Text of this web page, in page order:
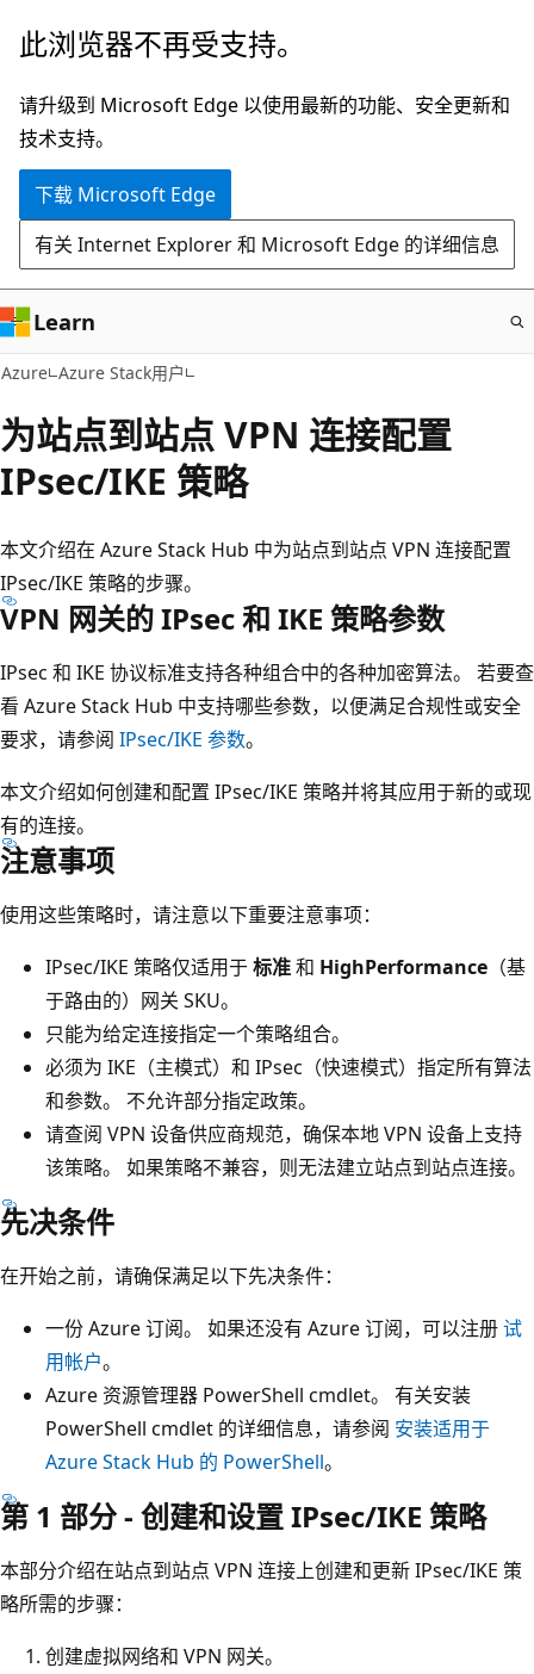
跳
主
要
内
此浏览器不再受支持。
请升级到 Microsoft Edge 以使用最新的功能、安全更新和
技术支持。
下载 Microsoft Edge
有关 Internet Explorer 和 Microsoft Edge 的详细信息
Learn
Azure Azure Stack用户
为站点到站点 VPN 连接配置
IPsec/IKE 策略
本文介绍在 Azure Stack Hub 中为站点到站点 VPN 连接配置
IPsec/IKE 策略的步骤。
VPN 网关的 IPsec 和 IKE 策略参数
IPsec 和 IKE 协议标准支持各种组合中的各种加密算法。 若要查
看 Azure Stack Hub 中支持哪些参数，以便满足合规性或安全
要求，请参阅 IPsec/IKE 参数。
本文介绍如何创建和配置 IPsec/IKE 策略并将其应用于新的或现
有的连接。
注意事项
使用这些策略时，请注意以下重要注意事项：
IPsec/IKE 策略仅适用于标准和 HighPerformance （基
于路由的）网关 SKU。
只能为给定连接指定一个策略组合。
必须为 IKE（主模式）和 IPsec（快速模式）指定所有算法
和参数。 不允许部分指定政策。
请查阅 VPN 设备供应商规范，确保本地 VPN 设备上支持
该策略。 如果策略不兼容，则无法建立站点到站点连接。
先决条件
在开始之前，请确保满足以下先决条件：
一份 Azure 订阅。 如果还没有 Azure 订阅，可以注册试
用帐户。
Azure 资源管理器 PowerShell cmdlet。 有关安装
PowerShell cmdlet 的详细信息，请参阅 安装适用于
Azure Stack Hub 的 PowerShell。
第 1 部分 - 创建和设置 IPsec/IKE 策略
本部分介绍在站点到站点 VPN 连接上创建和更新 IPsec/IKE 策
略所需的步骤：
创建虚拟网络和 VPN 网关。